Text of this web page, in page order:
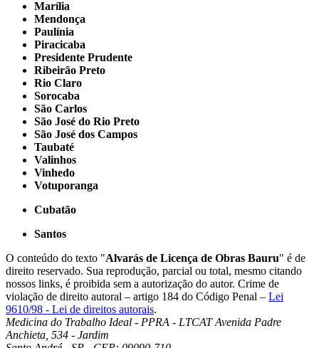
Marília
Mendonça
Paulínia
Piracicaba
Presidente Prudente
Ribeirão Preto
Rio Claro
Sorocaba
São Carlos
São José do Rio Preto
São José dos Campos
Taubaté
Valinhos
Vinhedo
Votuporanga
Cubatão
Santos
O conteúdo do texto "Alvarás de Licença de Obras Bauru" é de
direito reservado. Sua reprodução, parcial ou total, mesmo citando
nossos links, é proibida sem a autorização do autor. Crime de
violação de direito autoral – artigo 184 do Código Penal – Lei
9610/98 - Lei de direitos autorais.
Medicina do Trabalho Ideal - PPRA - LTCATAvenida Padre
Anchieta, 534 - Jardim